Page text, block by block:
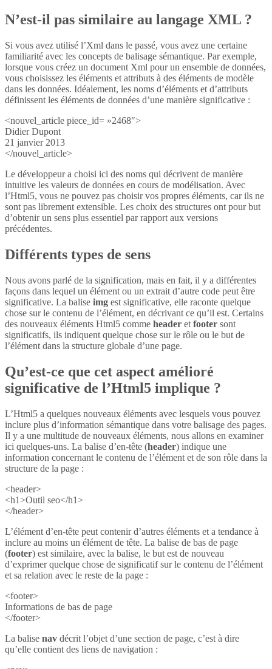
N’est-il pas similaire au langage XML ?
Si vous avez utilisé l’Xml dans le passé, vous avez une certaine
familiarité avec les concepts de balisage sémantique. Par exemple,
lorsque vous créez un document Xml pour un ensemble de données,
vous choisissez les éléments et attributs à des éléments de modèle
dans les données. Idéalement, les noms d’éléments et d’attributs
définissent les éléments de données d’une manière significative :
<nouvel_article piece_id= »2468″>
Didier Dupont
21 janvier 2013
</nouvel_article>
Le développeur a choisi ici des noms qui décrivent de manière
intuitive les valeurs de données en cours de modélisation. Avec
l’Html5, vous ne pouvez pas choisir vos propres éléments, car ils ne
sont pas librement extensible. Les choix des structures ont pour but
d’obtenir un sens plus essentiel par rapport aux versions
précédentes.
Différents types de sens
Nous avons parlé de la signification, mais en fait, il y a différentes
façons dans lequel un élément ou un extrait d’autre code peut être
significative. La balise img est significative, elle raconte quelque
chose sur le contenu de l’élément, en décrivant ce qu’il est. Certains
des nouveaux éléments Html5 comme header et footer sont
significatifs, ils indiquent quelque chose sur le rôle ou le but de
l’élément dans la structure globale d’une page.
Qu’est-ce que cet aspect amélioré
significative de l’Html5 implique ?
L’Html5 a quelques nouveaux éléments avec lesquels vous pouvez
inclure plus d’information sémantique dans votre balisage des pages.
Il y a une multitude de nouveaux éléments, nous allons en examiner
ici quelques-uns. La balise d’en-tête (header) indique une
information concernant le contenu de l’élément et de son rôle dans la
structure de la page :
<header>
<h1>Outil seo</h1>
</header>
L’élément d’en-tête peut contenir d’autres éléments et a tendance à
inclure au moins un élément de tête. La balise de bas de page
(footer) est similaire, avec la balise, le but est de nouveau
d’exprimer quelque chose de significatif sur le contenu de l’élément
et sa relation avec le reste de la page :
<footer>
Informations de bas de page
</footer>
La balise nav décrit l’objet d’une section de page, c’est à dire
qu’elle contient des liens de navigation :